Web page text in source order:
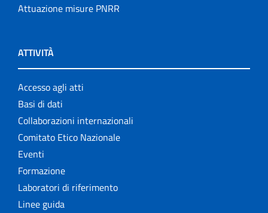
Attuazione misure PNRR
ATTIVITÀ
Accesso agli atti
Basi di dati
Collaborazioni internazionali
Comitato Etico Nazionale
Eventi
Formazione
Laboratori di riferimento
Linee guida